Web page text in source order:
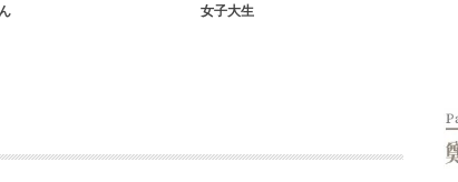
ん
女子大生